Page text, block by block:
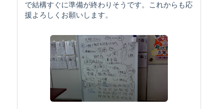
で結構すぐに準備が終わりそうです。これからも応
援よろしくお願いします。